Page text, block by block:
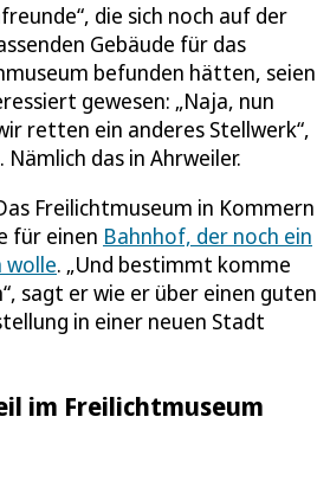
die sich noch auf der
Gebäude für das
befunden hätten, seien
gewesen: „Naja, nun
retten ein anderes Stellwerk“,
das in Ahrweiler.
Freilichtmuseum in Kommern
für einen Bahnhof, der noch ein
wolle. „Und bestimmt komme
sagt er wie er über einen guten
in einer neuen Stadt
im Freilichtmuseum